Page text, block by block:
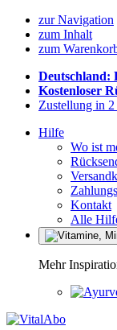
zur Navigation
zum Inhalt
zum
Deutschland:
Kostenloser
Zustellung in 2
Hilfe
Wo ist
Kontakt
Alle
Mehr